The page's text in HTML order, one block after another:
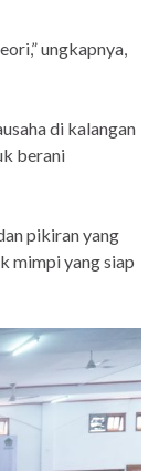
ungkapnya,
di kalangan
berani
pikiran yang
mimpi yang siap